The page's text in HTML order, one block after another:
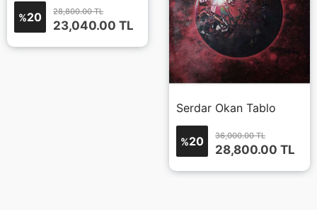
%20 28,800.00 TL
23,040.00 TL
Serdar Okan Tablo
%20 36,000.00 TL
28,800.00 TL